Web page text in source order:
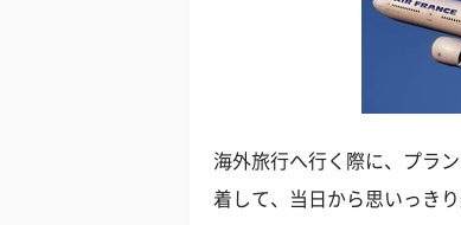
海外旅行へ行く際に、プラ
着して、当日から思いっき